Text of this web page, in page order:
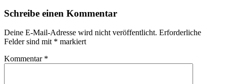
Schreibe einen Kommentar
Deine E-Mail-Adresse wird nicht veröffentlicht. Erforderliche
Felder sind mit * markiert
Kommentar *